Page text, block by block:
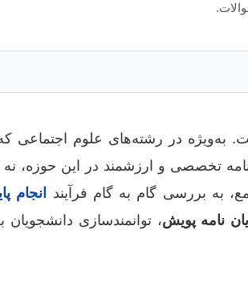
در رشته‌های علوم اجتماعی که
و ارزشمند در این حوزه، نه
به بررسی گام به گام فرآیند
انجام
نامه پویش، توانمندسازی